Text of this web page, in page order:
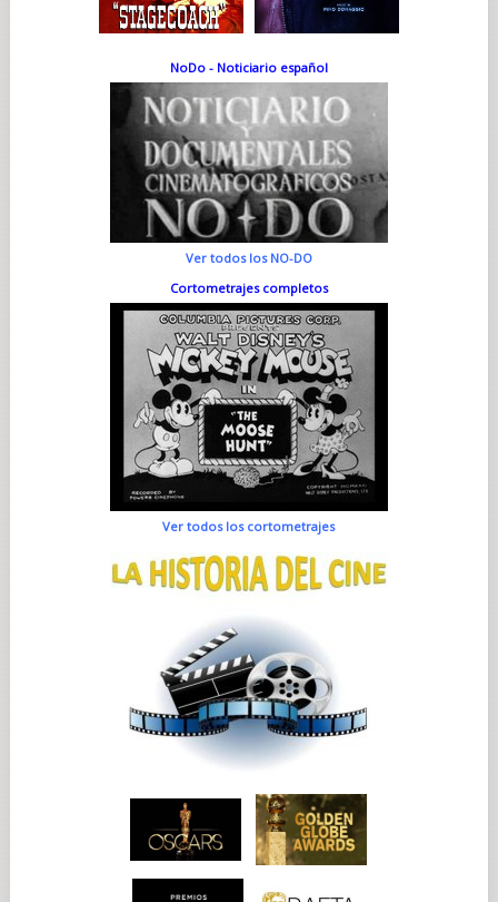
NoDo - Noticiario español
Ver todos los NO-DO
Cortometrajes completos
Ver todos los cortometrajes